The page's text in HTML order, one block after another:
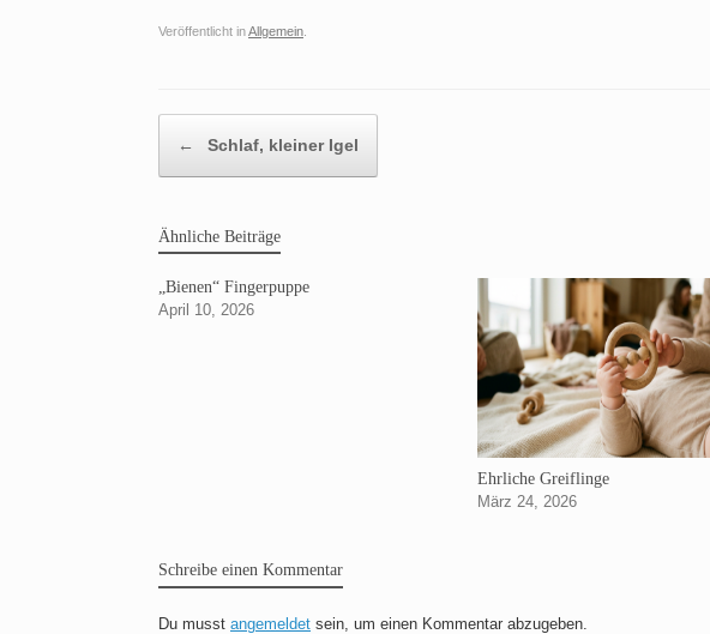
Veröffentlicht inAllgemein
← Schlaf, kleiner Igel
Ähnliche Beiträge
„Bienen“ Fingerpuppe
April 10, 2026
Ehrliche Greiflinge
März 24, 2026
Schreibe einen Kommentar
Du musst angemeldet sein, um einen Kommentar abzugeben.